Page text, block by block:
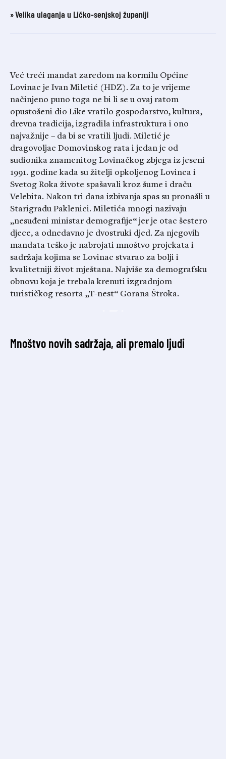
Velika ulaganja u Ličko-senjskoj županiji
Već treći mandat zaredom na kormilu Općine
Lovinac je Ivan Miletić (HDZ). Za to je vrijeme
načinjeno puno toga ne bi li se u ovaj ratom
opustošeni dio Like vratilo gospodarstvo, kultura,
drevna tradicija, izgradila infrastruktura i ono
najvažnije – da bi se vratili ljudi. Miletić je
dragovoljac Domovinskog rata i jedan je od
sudionika znamenitog Lovinačkog zbjega iz jeseni
1991. godine kada su žitelji opkoljenog Lovinca i
Svetog Roka živote spašavali kroz šume i draču
Velebita. Nakon tri dana izbivanja spas su pronašli u
Starigradu Paklenici. Miletića mnogi nazivaju
„nesuđeni ministar demografije“ jer je otac šestero
djece, a odnedavno je dvostruki djed. Za njegovih
mandata teško je nabrojati mnoštvo projekata i
sadržaja kojima se Lovinac stvarao za bolji i
kvalitetniji život mještana. Najviše za demografsku
obnovu koja je trebala krenuti izgradnjom
turističkog resorta „T-nest“ Gorana Štroka.
Mnoštvo novih sadržaja, ali premalo ljudi